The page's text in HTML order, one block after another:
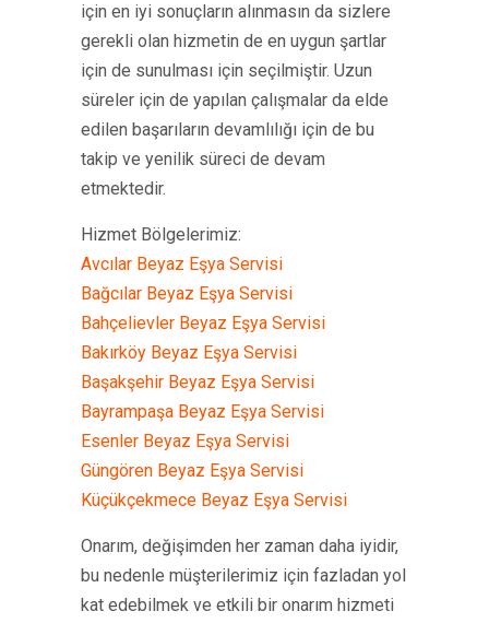
için en iyi sonuçların alınmasın da sizlere
gerekli olan hizmetin de en uygun şartlar
için de sunulması için seçilmiştir. Uzun
süreler için de yapılan çalışmalar da elde
edilen başarıların devamlılığı için de bu
takip ve yenilik süreci de devam
etmektedir.
Hizmet Bölgelerimiz:
Avcılar Beyaz Eşya Servisi
Bağcılar Beyaz Eşya Servisi
Bahçelievler Beyaz Eşya Servisi
Bakırköy Beyaz Eşya Servisi
Başakşehir Beyaz Eşya Servisi
Bayrampaşa Beyaz Eşya Servisi
Esenler Beyaz Eşya Servisi
Güngören Beyaz Eşya Servisi
Küçükçekmece Beyaz Eşya Servisi
Onarım, değişimden her zaman daha iyidir,
bu nedenle müşterilerimiz için fazladan yol
kat edebilmek ve etkili bir onarım hizmeti